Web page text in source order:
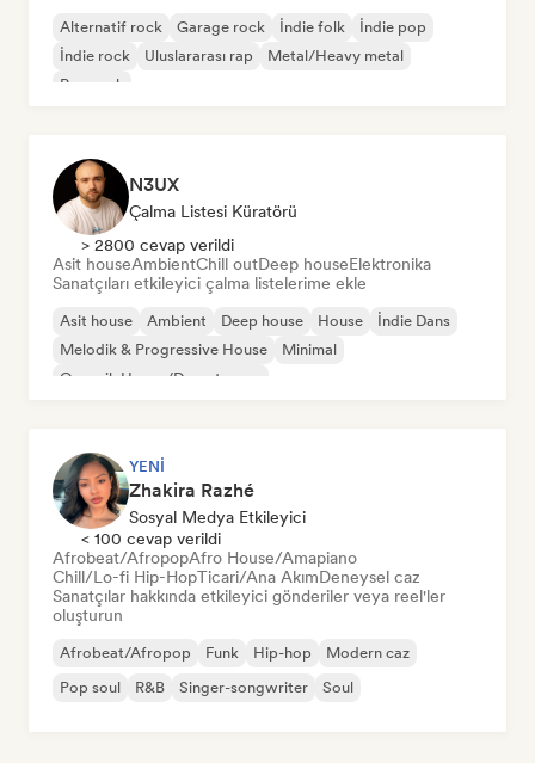
Alternatif rock Garage rock İndie folk
İndie pop
İndie rock
Uluslararası rap
Metal/Heavy metal
Pop rock
N3UX
Çalma Listesi Küratörü
> 2800 cevap verildi
Asit houseAmbientChill outDeep houseElektronika
Sanatçıları etkileyici çalma listelerime ekle
Asit house Ambient Deep house House
İndie Dans
Melodik & Progressive House
Minimal
Organik House/Downtempo
YENI
Zhakira Razhé
Sosyal Medya Etkileyici
< 100 cevap verildi
Afrobeat/AfropopAfro House/Amapiano
Chill/Lo-fi Hip-HopTicari/Ana AkımDeneysel caz
Sanatçılar hakkında etkileyici gönderiler veya reel'ler
oluşturun
Afrobeat/Afropop Funk Hip-hop
Modern caz
Pop soul
R&B Singer-songwriter Soul